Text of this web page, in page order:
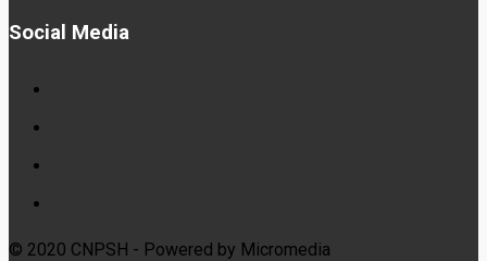
Social Media
© 2020 CNPSH - Powered by Micromedia